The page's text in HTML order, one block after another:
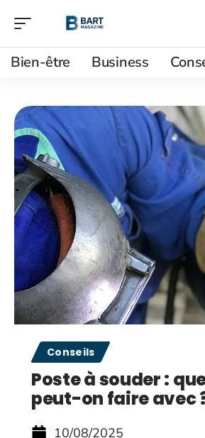
Bien-être Business
Conseils
Poste à souder :
peut-on faire avec
10/08/2025